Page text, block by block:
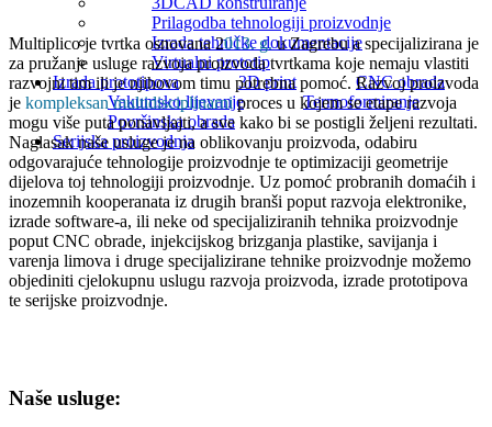
Prilagodba tehnologiji proizvodnje
Izrada tehničke dokumentacije
Virtualni prototip
Izrada prototipova
3D print
CNC obrada
Vakumsko lijevanje
Termoformiranje
Površinska obrada
Serijska proizvodnja
Multiplico je tvrtka osnovana 2013. g.u Zagrebu a specijalizirana je
za pružanje usluge razvoja proizvoda tvrtkama koje nemaju vlastiti
razvojni tim ili je njihovom timu potrebna pomoć. Razvoj proizvoda
je kompleksan multidisciplinarniproces u kojem se etape razvoja
mogu više puta ponavljajti, a sve kako bi se postigli željeni rezultati.
Naglasak naše usluge je na oblikovanju proizvoda, odabiru
odgovarajuće tehnologije proizvodnje te optimizaciji geometrije
dijelova toj tehnologiji proizvodnje. Uz pomoć probranih domaćih i
inozemnih kooperanata iz drugih branši poput razvoja elektronike,
izrade software-a, ili neke od specijaliziranih tehnika proizvodnje
poput CNC obrade, injekcijskog brizganja plastike, savijanja i
varenja limova i druge specijalizirane tehnike proizvodnje možemo
objediniti cjelokupnu uslugu razvoja proizvoda, izrade prototipova
te serijske proizvodnje.
Naše usluge: